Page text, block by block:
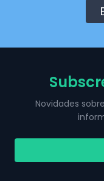
Novidades